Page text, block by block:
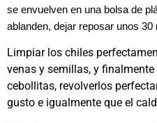
se envuelven en una bolsa de
ablanden, dejar reposar unos 30
Limpiar los chiles
venas y semillas, y
cebollitas, revolverlos
gusto e igualmente que el